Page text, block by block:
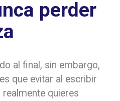
perder
al final, sin embargo,
que evitar al escribir
quieres